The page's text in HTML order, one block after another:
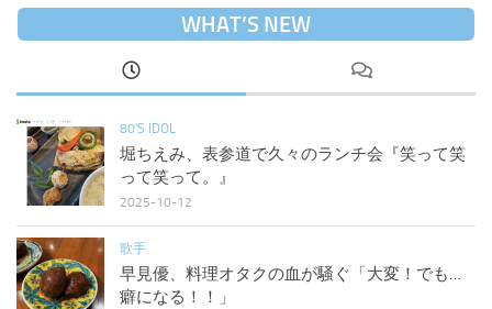
WHAT’S NEW
80'S IDOL
堀ちえみ、表参道で久々のランチ会『笑って笑
って笑って。』
2025-10-12
歌手
早見優、料理オタクの血が騒ぐ「大変！でも…
癖になる！！」